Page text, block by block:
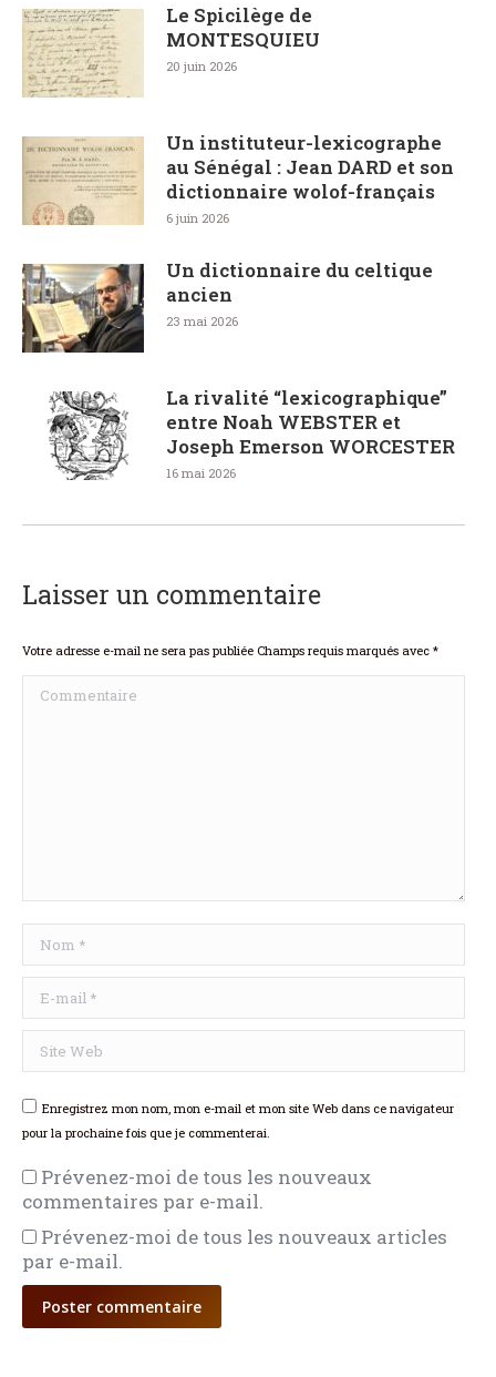
Le Spicilège de
MONTESQUIEU
20 juin 2026
Un instituteur-lexicographe
au Sénégal : Jean DARD et son
dictionnaire wolof-français
6 juin 2026
Un dictionnaire du celtique
ancien
23 mai 2026
La rivalité “lexicographique”
entre Noah WEBSTER et
Joseph Emerson WORCESTER
16 mai 2026
Laisser un commentaire
Votre adresse e-mail ne sera pas publiée Champs requis marqués avec *
Commentaire
Nom *
E-mail *
Site Web
Enregistrez mon nom, mon e-mail et mon site Web dans ce navigateur
pour la prochaine fois que je commenterai.
Prévenez-moi de tous les nouveaux
commentaires par e-mail.
Prévenez-moi de tous les nouveaux articles
par e-mail.
Poster commentaire